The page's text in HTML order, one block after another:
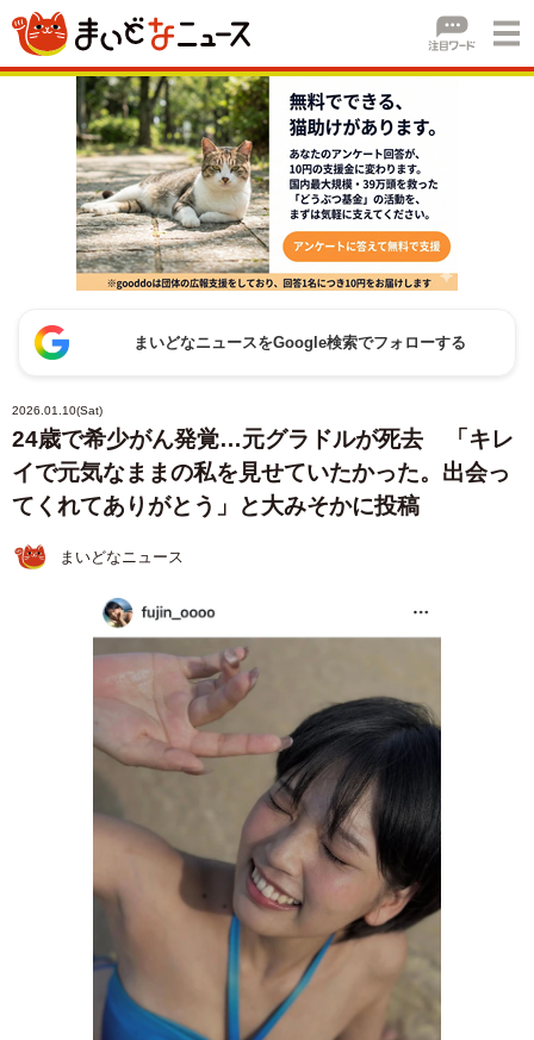
まいどなニュースをGoogle検索でフォローする
2026.01.10(Sat)
24歳で希少がん発覚…元グラドルが死去 「キレ
イで元気なままの私を見せていたかった。出会っ
てくれてありがとう」と大みそかに投稿
まいどなニュース